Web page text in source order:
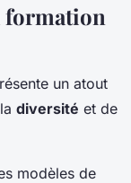
formation
un atout
diversité et de
modèles de